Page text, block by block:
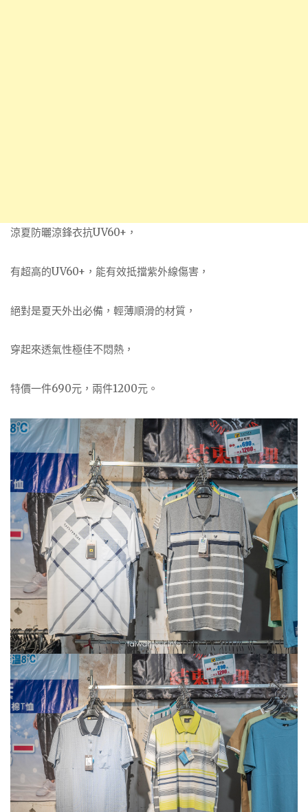
涼夏防曬涼鋒衣抗UV60+，
有超高的UV60+，能有效抵擋紫外線傷害，
絕對是夏天外出必備，輕薄順滑的材質，
穿起來透氣性極佳不悶熱，
特價一件690元，兩件1200元。